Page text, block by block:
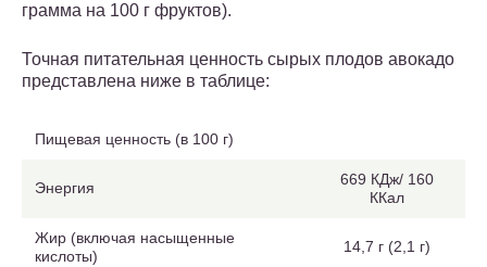
грамма на 100 г фруктов).
Точная питательная ценность сырых плодов авокадо
представлена ниже в таблице:
Пищевая ценность (в 100 г)
Энергия
669 КДж/ 160
ККал
Жир (включая насыщенные
кислоты)
14,7 г (2,1 г)